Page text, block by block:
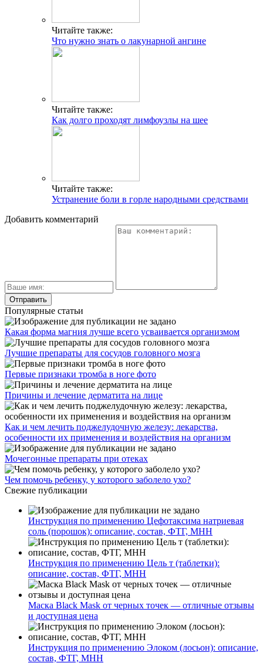
Читайте также:
Что нужно знать о лакунарной ангине
Читайте также:
Как долго проходят лимфоузлы на шее
Читайте также:
Устранение боли в горле народными средствами
Добавить комментарий
Популярные статьи
Какая форма магния лучше всего усваивается организмом
Лучшие препараты для сосудов головного мозга
Первые признаки тромба в ноге фото
Причины и лечение дерматита на лице
Как и чем лечить поджелудочную железу: лекарства,
особенности их применения и воздействия на организм
Мочегонные препараты при отеках
Чем помочь ребенку, у которого заболело ухо?
Свежие публикации
Инструкция по применению Цефотаксима натриевая
соль (порошок): описание, состав, ФТГ, МНН
Инструкция по применению Цель т (таблетки):
описание, состав, ФТГ, МНН
Маска Black Mask от черных точек — отличные отзывы
и доступная цена
Инструкция по применению Элоком (лосьон): описание,
состав, ФТГ, МНН